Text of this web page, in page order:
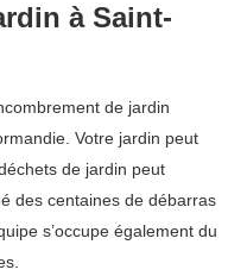
à Saint-
de jardin
Votre jardin peut
de jardin peut
des centaines de débarras
s’occupe également du